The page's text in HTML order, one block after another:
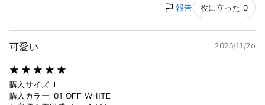
報告 役に立った 0
可愛い 2025/11/26
購入サイズ: L
購入カラー: 01 OFF WHITE